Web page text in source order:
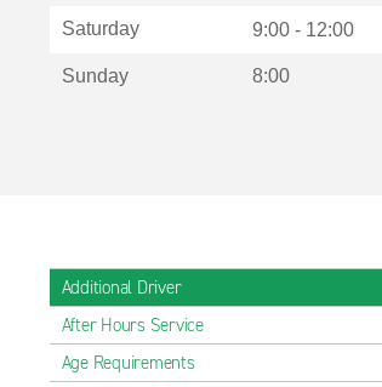
Saturday 9:00 - 12:00
Sunday 8:00
Additional Driver
After Hours Service
Age Requirements